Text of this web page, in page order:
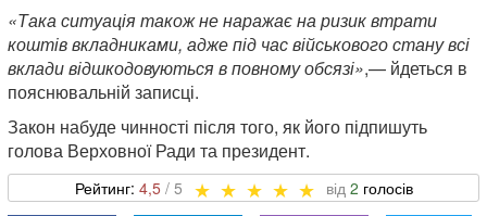
«Така ситуація також не наражає на ризик втрати
коштів вкладниками, адже під час військового стану всі
вклади відшкодовуються в повному обсязі»,— йдеться в
пояснювальній записці.
Закон набуде чинності після того, як його підпишуть
голова Верховної Ради та президент.
4,5 2